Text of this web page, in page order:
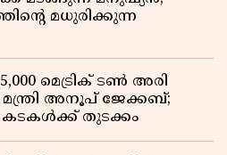
മധുരിക്കുന്ന
മെട്രിക് ടൺ അരി
മന്ത്രി അനൂപ് ജേക്കബ്;
തുടക്കം